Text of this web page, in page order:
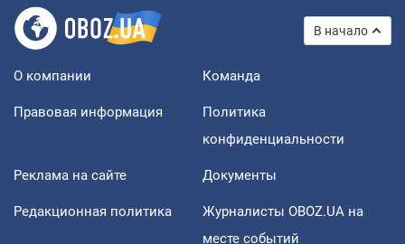
В начало
О компании Команда
Правовая информация
Политика
конфиденциальности
Реклама на сайте Документы
Редакционная политика
Журналисты OBOZ.UA на
месте событий